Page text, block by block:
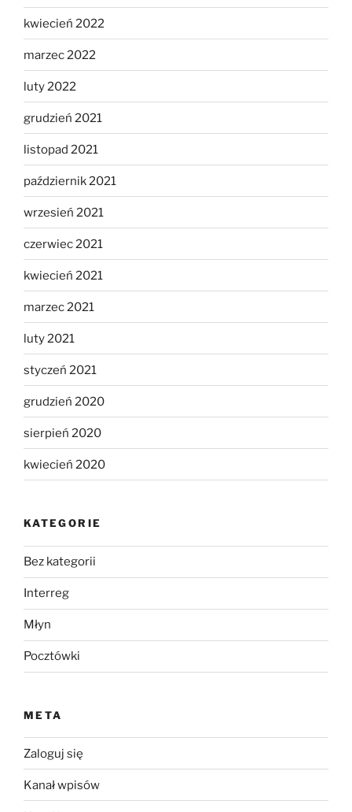
kwiecień 2022
marzec 2022
luty 2022
grudzień 2021
listopad 2021
październik 2021
wrzesień 2021
czerwiec 2021
kwiecień 2021
marzec 2021
luty 2021
styczeń 2021
grudzień 2020
sierpień 2020
kwiecień 2020
KATEGORIE
Bez kategorii
Interreg
Młyn
Pocztówki
META
Zaloguj się
Kanał wpisów